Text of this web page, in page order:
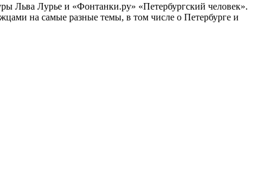
Льва Лурье и «Фонтанки.ру» «Петербургский человек».
на самые разные темы, в том числе о Петербурге и